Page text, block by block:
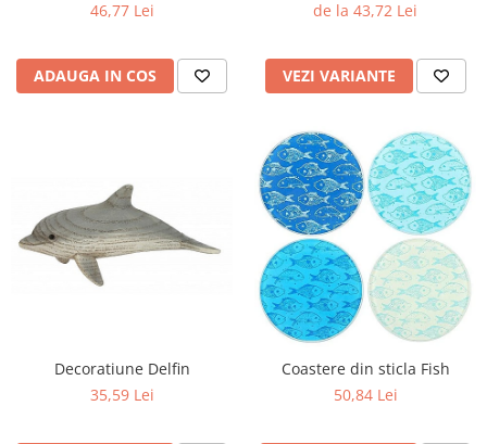
46,77 Lei
ADAUGA IN COS
de la 43,72 Lei
VEZI VARIANTE
Decoratiune Delfin
35,59 Lei
Coastere din sticla Fish
50,84 Lei